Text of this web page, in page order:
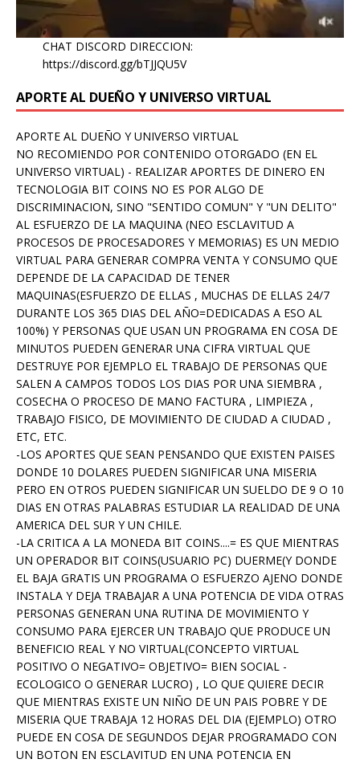
CHAT DISCORD DIRECCION:
https://discord.gg/bTJJQU5V
APORTE AL DUEÑO Y UNIVERSO VIRTUAL
APORTE AL DUEÑO Y UNIVERSO VIRTUAL
NO RECOMIENDO POR CONTENIDO OTORGADO (EN EL
UNIVERSO VIRTUAL) - REALIZAR APORTES DE DINERO EN
TECNOLOGIA BIT COINS NO ES POR ALGO DE
DISCRIMINACION, SINO "SENTIDO COMUN" Y "UN DELITO"
AL ESFUERZO DE LA MAQUINA (NEO ESCLAVITUD A
PROCESOS DE PROCESADORES Y MEMORIAS) ES UN MEDIO
VIRTUAL PARA GENERAR COMPRA VENTA Y CONSUMO QUE
DEPENDE DE LA CAPACIDAD DE TENER
MAQUINAS(ESFUERZO DE ELLAS , MUCHAS DE ELLAS 24/7
DURANTE LOS 365 DIAS DEL AÑO=DEDICADAS A ESO AL
100%) Y PERSONAS QUE USAN UN PROGRAMA EN COSA DE
MINUTOS PUEDEN GENERAR UNA CIFRA VIRTUAL QUE
DESTRUYE POR EJEMPLO EL TRABAJO DE PERSONAS QUE
SALEN A CAMPOS TODOS LOS DIAS POR UNA SIEMBRA ,
COSECHA O PROCESO DE MANO FACTURA , LIMPIEZA ,
TRABAJO FISICO, DE MOVIMIENTO DE CIUDAD A CIUDAD ,
ETC, ETC.
-LOS APORTES QUE SEAN PENSANDO QUE EXISTEN PAISES
DONDE 10 DOLARES PUEDEN SIGNIFICAR UNA MISERIA
PERO EN OTROS PUEDEN SIGNIFICAR UN SUELDO DE 9 O 10
DIAS EN OTRAS PALABRAS ESTUDIAR LA REALIDAD DE UNA
AMERICA DEL SUR Y UN CHILE.
-LA CRITICA A LA MONEDA BIT COINS....= ES QUE MIENTRAS
UN OPERADOR BIT COINS(USUARIO PC) DUERME(Y DONDE
EL BAJA GRATIS UN PROGRAMA O ESFUERZO AJENO DONDE
INSTALA Y DEJA TRABAJAR A UNA POTENCIA DE VIDA OTRAS
PERSONAS GENERAN UNA RUTINA DE MOVIMIENTO Y
CONSUMO PARA EJERCER UN TRABAJO QUE PRODUCE UN
BENEFICIO REAL Y NO VIRTUAL(CONCEPTO VIRTUAL
POSITIVO O NEGATIVO= OBJETIVO= BIEN SOCIAL -
ECOLOGICO O GENERAR LUCRO) , LO QUE QUIERE DECIR
QUE MIENTRAS EXISTE UN NIÑO DE UN PAIS POBRE Y DE
MISERIA QUE TRABAJA 12 HORAS DEL DIA (EJEMPLO) OTRO
PUEDE EN COSA DE SEGUNDOS DEJAR PROGRAMADO CON
UN BOTON EN ESCLAVITUD EN UNA POTENCIA EN